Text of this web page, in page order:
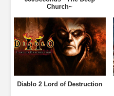
Church~
Diablo 2 Lord of Destruction